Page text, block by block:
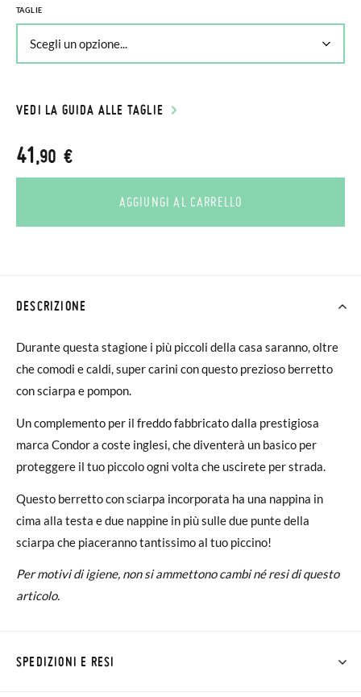
TAGLIE
VEDI LA GUIDA ALLE TAGLIE
41,90 €
AGGIUNGI AL CARRELLO
DESCRIZIONE
Durante questa stagione i più piccoli della casa saranno, oltre
che comodi e caldi, super carini con questo prezioso berretto
con sciarpa e pompon.
Un complemento per il freddo fabbricato dalla prestigiosa
marca Condor a coste inglesi, che diventerà un basico per
proteggere il tuo piccolo ogni volta che uscirete per strada.
Questo berretto con sciarpa incorporata ha una nappina in
cima alla testa e due nappine in più sulle due punte della
sciarpa che piaceranno tantissimo al tuo piccino!
Per motivi di igiene, non si ammettono cambi né resi di questo
articolo.
SPEDIZIONI E RESI